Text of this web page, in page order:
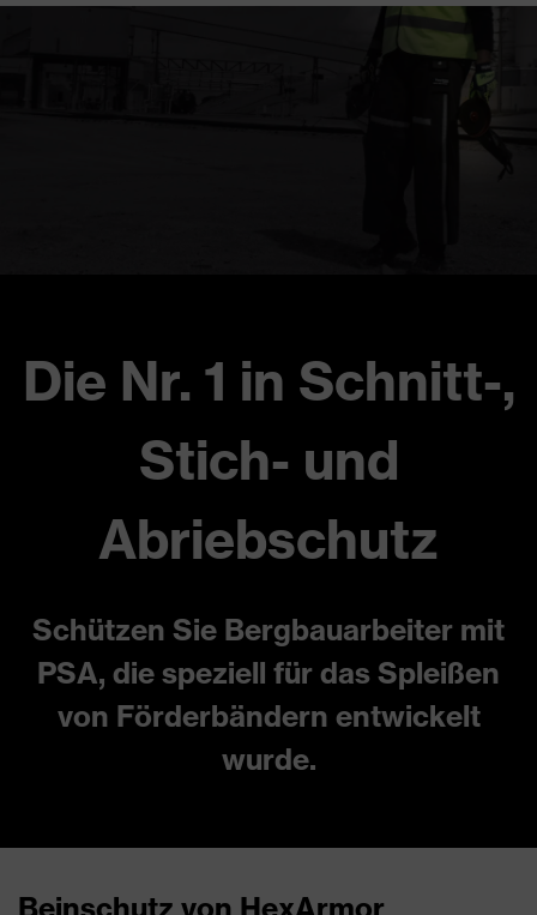
Die Nr. 1 in Schnitt-,
Stich- und
Abriebschutz
Schützen Sie Bergbauarbeiter mit
PSA, die speziell für das Spleißen
von Förderbändern entwickelt
wurde.
Beinschutz von HexArmor